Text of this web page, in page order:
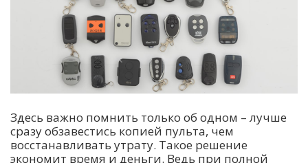
Здесь важно помнить только об одном – лучше
сразу обзавестись копией пульта, чем
восстанавливать утрату. Такое решение
экономит время и деньги. Ведь при полной